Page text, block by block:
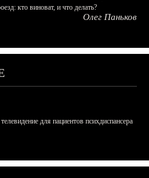
кто виноват, и что делать?
Олег Паньков
для пациентов психдиспансера